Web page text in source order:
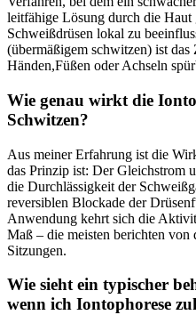
leitfähige Lösung ⁢durch die⁢
Schweißdrüsen lokal zu
(übermäßigem schwitzen) ist
Händen,Füßen oder Achseln
Wie genau wirkt die
Schwitzen?
Aus meiner ⁣Erfahrung ist die
das Prinzip ist: Der Gleichstrom
die Durchlässigkeit der
‌reversiblen Blockade der
Anwendung kehrt sich die
⁤Maß – die meisten berichten von
Sitzungen.
Wie ‍sieht ein typischer
wenn ich Iontophorese